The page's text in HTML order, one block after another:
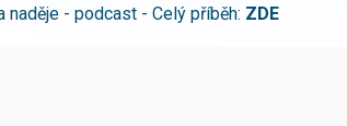
- podcast - Celý příběh: ZDE